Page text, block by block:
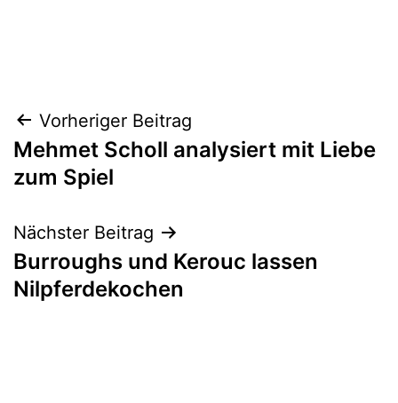
Beitragsnavigation
Vorheriger Beitrag
Mehmet Scholl analysiert mit Liebe
zum Spiel
Nächster Beitrag
Burroughs und Kerouc lassen
Nilpferdekochen